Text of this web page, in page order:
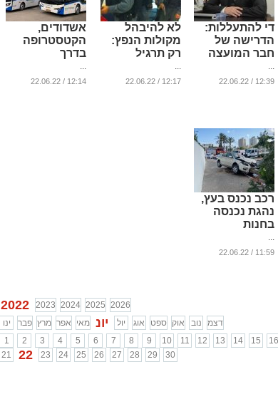
די להתעללות:
הדרישה של
חבר המועצה
...
12:39 / 22.06.22
לא להיבהל
מקולות הנפץ:
רק תרגיל
...
12:17 / 22.06.22
אשדודים,
הקטסטרופה
בדרך
...
12:14 / 22.06.22
רכב נכנס בעץ,
נהגת נכנסה
בחנות
...
11:59 / 22.06.22
2022 2023 2024 2025 2026
ינו
פבר מרץ אפר מאי יונ יול אוג ספט אוק נוב
דצמ
1
2 3 4 5 6 7 8 9 10 11 12 13 14 15 16
21
22 23 24 25 26 27 28 29 30